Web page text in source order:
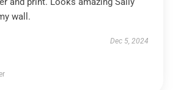
wall.
Dec 5, 2024